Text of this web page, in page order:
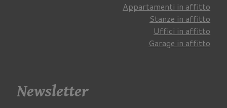
Appartamenti in affitto
Stanze in affitto
Uffici in affitto
Garage in affitto
Newsletter